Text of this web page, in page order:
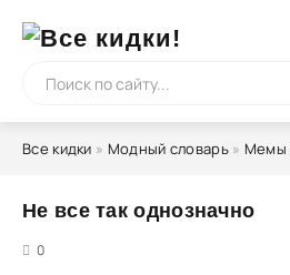
Все кидки » Модный словарь» Мемы
Не все так однозначно
0